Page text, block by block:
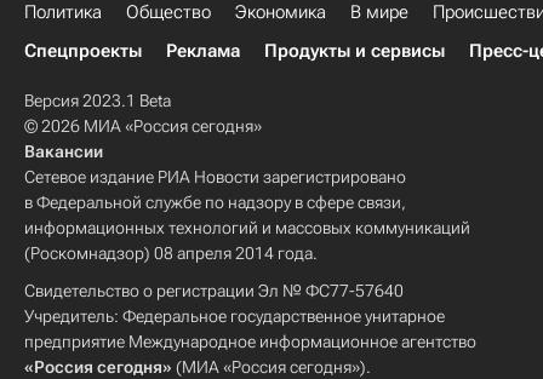
Политика Общество Экономика В мире
Спецпроекты
Реклама Продукты и сервисы Пресс-
Версия 2023.1 Beta
© 2026 МИА «Россия сегодня»
Вакансии
Сетевое издание РИА Новости зарегистрировано
в Федеральной службе по надзору в сфере связи,
информационных технологий и массовых коммуникаций
(Роскомнадзор) 08 апреля 2014 года.
Свидетельство о регистрации Эл № ФС77-57640
Учредитель: Федеральное государственное унитарное
предприятие Международное информационное агентство
«Россия сегодня» (МИА «Россия сегодня»).